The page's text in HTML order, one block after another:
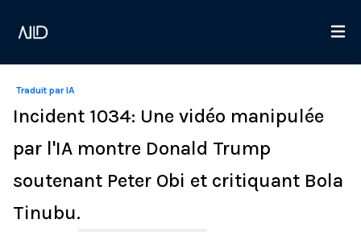
Traduit par IA
Incident 1034: Une vidéo manipulée
par l'IA montre Donald Trump
soutenant Peter Obi et critiquant Bola
Tinubu.